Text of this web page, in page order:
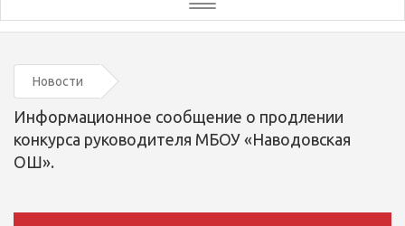
Toggle
navigation
Новости
Информационное сообщение о продлении
конкурса руководителя МБОУ «Наводовская
ОШ».